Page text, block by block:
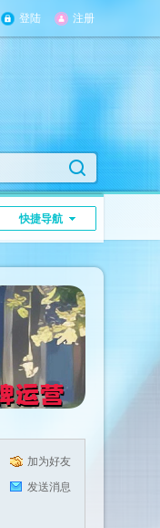
登陆 注册
快捷导航
加为好友
发送消息